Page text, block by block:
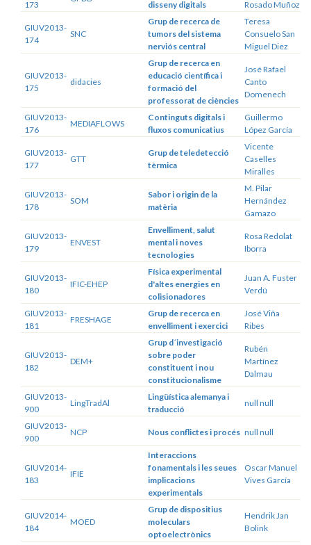
173 disseny digitals Rosado Muñoz
GIUV2013-
174
SNC
Grup de recerca de
tumors del sistema
nerviós central
Teresa
Consuelo San
Miguel Diez
GIUV2013-
175
didacies
Grup de recerca en
educació científica i
formació del
professorat de ciències
José Rafael
Canto
Domenech
GIUV2013-
176
MEDIAFLOWS
Continguts digitals i
fluxos comunicatius
Guillermo
López García
GIUV2013-
177
GTT
Grup de teledetecció
tèrmica
Vicente
Caselles
Miralles
GIUV2013-
178
SOM
Sabor i origin de la
matèria
M. Pilar
Hernández
Gamazo
GIUV2013-
179
ENVEST
Envelliment, salut
mental i noves
tecnologies
Rosa Redolat
Iborra
GIUV2013-
180
IFIC-EHEP
Física experimental
d'altes energies en
colisionadores
Juan A. Fuster
Verdú
GIUV2013-
181
FRESHAGE
Grup de recerca en
envelliment i exercici
José Viña
Ribes
GIUV2013-
182
DEM+
Grup d´investigació
sobre poder
constituent i nou
constitucionalisme
Rubén
Martínez
Dalmau
GIUV2013-
900
LingTradAl
Lingüística alemanya i
traducció
null null
GIUV2013-
900
NCP Nous conflictes i procés null null
GIUV2014-
183
IFIE
Interaccions
fonamentals i les seues
implicacions
experimentals
Oscar Manuel
Vives García
GIUV2014-
184
MOED
Grup de dispositius
moleculars
optoelectrònics
Hendrik Jan
Bolink